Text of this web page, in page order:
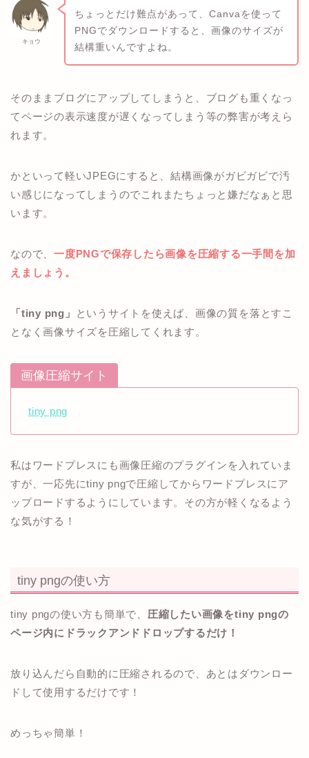
キョウ
ちょっとだけ難点があって、Canvaを使って
PNGでダウンロードすると、画像のサイズが
結構重いんですよね。
そのままブログにアップしてしまうと、ブログも重くなっ
てページの表示速度が遅くなってしまう等の弊害が考えら
れます。
かといって軽いJPEGにすると、結構画像がガビガビで汚
い感じになってしまうのでこれまたちょっと嫌だなぁと思
います。
なので、一度PNGで保存したら画像を圧縮する一手間を加
えましょう。
「tiny png」
というサイトを使えば、画像の質を落とすこ
となく画像サイズを圧縮してくれます。
画像圧縮サイト
tiny png
私はワードプレスにも画像圧縮のプラグインを入れていま
すが、一応先にtiny pngで圧縮してからワードプレスにア
ップロードするようにしています。その方が軽くなるよう
な気がする！
tiny pngの使い方
tiny pngの使い方も簡単で、 圧縮したい画像をtiny pngの
ページ内にドラックアンドドロップするだけ！
放り込んだら自動的に圧縮されるので、あとはダウンロー
ドして使用するだけです！
めっちゃ簡単！